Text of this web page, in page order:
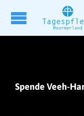
Spende Veeh-